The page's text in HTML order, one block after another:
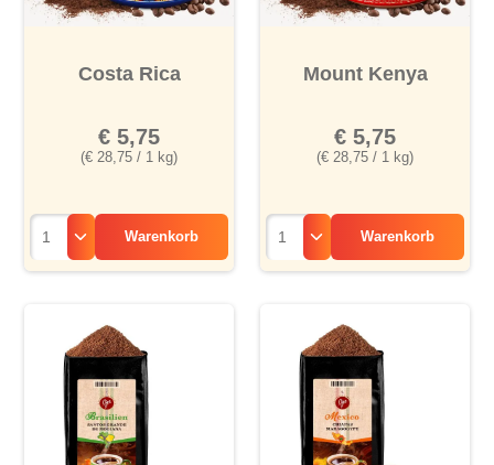
Costa Rica
(€ 28,75 / 1 kg)
€ 5,75
Warenkorb
Mount Kenya
(€ 28,75 / 1 kg)
€ 5,75
Warenkorb